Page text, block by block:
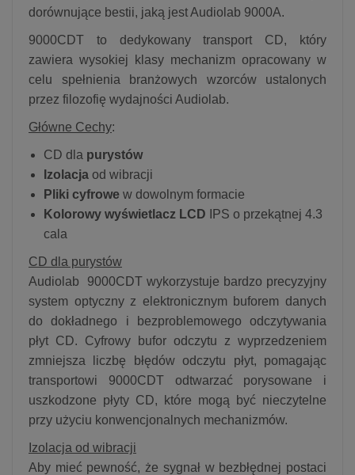
dorównujące bestii, jaką jest Audiolab 9000A.
9000CDT to dedykowany transport CD, który
zawiera wysokiej klasy mechanizm opracowany w
celu spełnienia branżowych wzorców ustalonych
przez filozofię wydajności Audiolab.
Główne Cechy:
CD dla purystów
Izolacja od wibracji
Pliki cyfrowe w dowolnym formacie
Kolorowy wyświetlacz LCD IPS o przekątnej 4.3
cala
CD dla purystów
Audiolab 9000CDT wykorzystuje bardzo precyzyjny
system optyczny z elektronicznym buforem danych
do dokładnego i bezproblemowego odczytywania
płyt CD. Cyfrowy bufor odczytu z wyprzedzeniem
zmniejsza liczbę błędów odczytu płyt, pomagając
transportowi 9000CDT odtwarzać porysowane i
uszkodzone płyty CD, które mogą być nieczytelne
przy użyciu konwencjonalnych mechanizmów.
Izolacja od wibracji
Aby mieć pewność, że sygnał w bezbłędnej postaci